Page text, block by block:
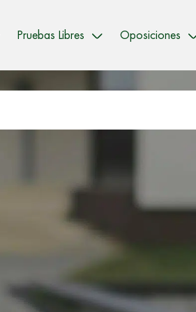
Pruebas Libres Oposiciones